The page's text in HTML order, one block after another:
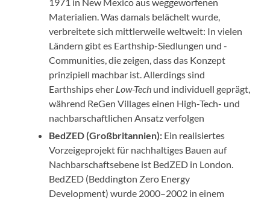
Materialien. Was damals belächelt wurde,
verbreitete sich mittlerweile weltweit: In vielen
Ländern gibt es Earthship-Siedlungen und -
Communities, die zeigen, dass das Konzept
prinzipiell machbar ist. Allerdings sind
Earthships eher Low-Tech und individuell geprägt,
während ReGen Villages einen High-Tech- und
nachbarschaftlichen Ansatz verfolgen
BedZED (Großbritannien): Ein realisiertes
Vorzeigeprojekt für nachhaltiges Bauen auf
Nachbarschaftsebene ist BedZED in London.
BedZED (Beddington Zero Energy
Development) wurde 2000–2002 in einem